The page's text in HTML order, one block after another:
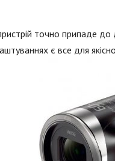
точно припаде до
є все для